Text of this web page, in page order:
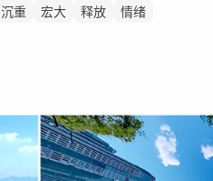
沉重 宏大 释放
情绪